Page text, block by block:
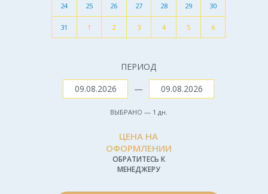
24 25 26 27 28 29 30
31 1 2 3 4 5 6
ПЕРИОД
—
ВЫБРАНО — 1 дн.
ЦЕНА НА
ОФОРМЛЕНИИ
ОБРАТИТЕСЬ К
МЕНЕДЖЕРУ